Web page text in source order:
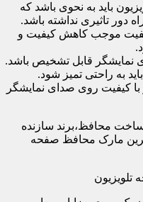
باید به نحوی باشد که
دور تاثیری نداشته باشد.
موجب کاهش کیفیت و
نمایشگر قابل تشخیص باشد.
به راحتی تمیز شود.
کیفیت روی صدای نمایشگر
ساخت محافظ،برند سازنده
مارک محافظ صفحه
تلویزیون